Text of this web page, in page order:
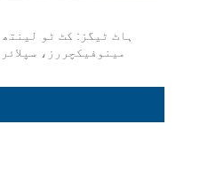
ہاٹ ٹیگز: کٹ ٹو
مینوفیکچررز،